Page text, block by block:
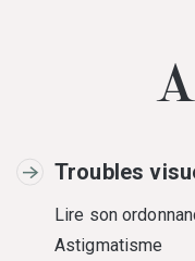
Troubles
Lire son
Astigmatisme